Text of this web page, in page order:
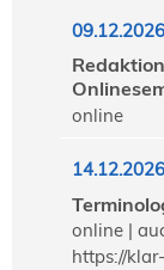
online
online |
https://